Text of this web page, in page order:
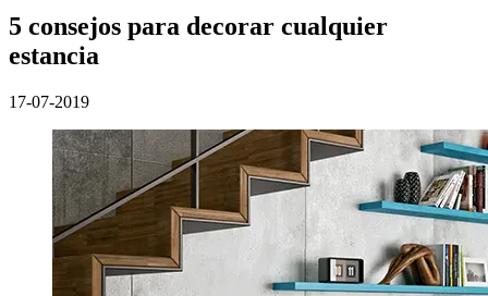
5 consejos para decorar cualquier
estancia
17-07-2019